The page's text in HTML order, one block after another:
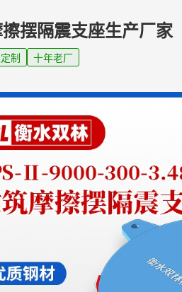
摆隔震支座生产厂家
制 十年老厂